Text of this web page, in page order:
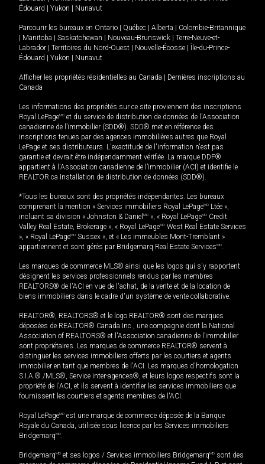
Édouard
Yukon Nunavut
Parcourir les bureaux en Ontario Québec Alberta
Colombie-Britannique
Manitoba Saskatchewan Nouveau-Brunswick
Terre-Neuve-et-
Labrador
Territoires du Nord-Ouest Nouvelle-Écosse
Île-du-Prince-
Édouard
Yukon Nunavut
Afficher les propriétés résidentielles au Canada
Dernières inscriptions au
Canada
Les informations des propriétés sur ce site proviennent des inscriptions
Royal LePageMD et du service de distribution de données de l'Association
canadienne de l’immobilier (SDD®). SDD® met en référence des
inscriptions tenues par des agences immobilières autres que Royal
LePage et ses distributeurs. L'exactitude de l'information n'est pas
garantie et devrait être indépendamment vérifiée. La marque DDF®
appartient à l'Association canadienne de l’immobilier (ACI) et identifie le
REALTOR.ca Installation de distribution de données (SDD®).
*Tous les bureaux sont des propriétés indépendantes. Les bureaux
comprenant la mention « Services immobiliers Royal LePageMD Ltée »,
incluant sa division « Johnston & Daniel MD », « Royal LePageMD Credit
Valley Real Estate, Brokerage », « Royal LePageMD West Real Estate Services
», « Royal LePageMD Sussex », et « Les immeubles Mont-Tremblant »
appartiennent et sont gérés par Bridgemarq Real Estate ServicesMD.
Les marques de commerce MLS® ainsi que les logos qui s'y rapportent
désignent les services professionnels rendus par les membres
REALTORS® de l'ACI en vue de l'achat, de la vente et de la location de
biens immobiliers dans le cadre d'un système de vente collaborative.
REALTOR®, REALTORS® et le logo REALTOR® sont des marques
déposées de REALTOR® Canada Inc., une compagnie dont la National
Association of REALTORS® et l'Association canadienne de l’immobilier
sont propriétaires. Les marques de commerce REALTOR® servent à
distinguer les services immobiliers offerts par les courtiers et agents
immobilier en tant que membres de l'ACI. Les marques d'homologation
S.I.A.® /MLS®, Service inter-agences®, et leurs logos respectifs sont la
propriété de l'ACI, et ils servent à identifier les services immobiliers que
fournissent les courtiers et agents membres de l'ACI.
Royal LePageMD est une marque de commerce déposée de la Banque
Royale du Canada, utilisée sous licence par les Services immobiliers
BridgemarqMD.
BridgemarqMD et ses logos / Services immobiliers BridgemarqMD sont des